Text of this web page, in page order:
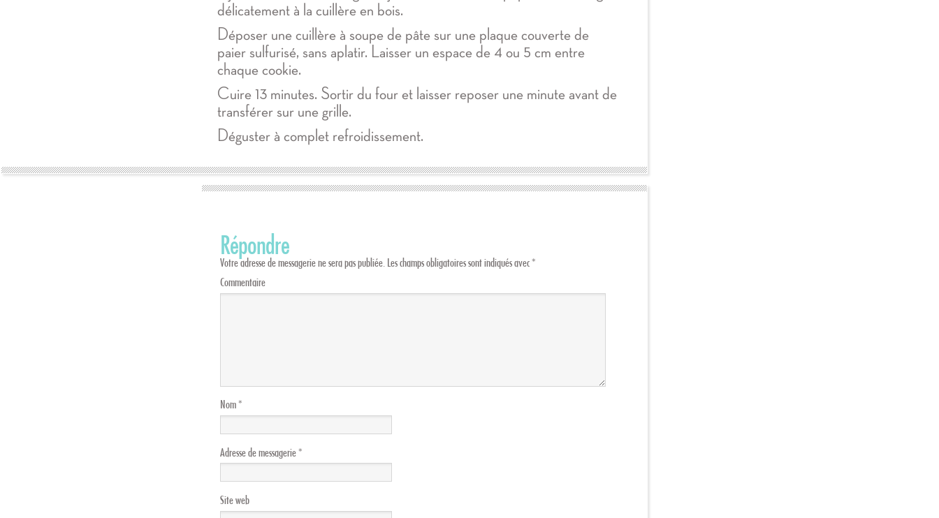
délicatement à la cuillère en bois.
Déposer une cuillère à soupe de pâte sur une plaque couverte de
paier sulfurisé, sans aplatir. Laisser un espace de 4 ou 5 cm entre
chaque cookie.
Cuire 13 minutes. Sortir du four et laisser reposer une minute avant de
transférer sur une grille.
Déguster à complet refroidissement.
Répondre
Votre adresse de messagerie ne sera pas publiée. Les champs obligatoires sont indiqués avec*
Commentaire
Nom*
Adresse de messagerie*
Site web